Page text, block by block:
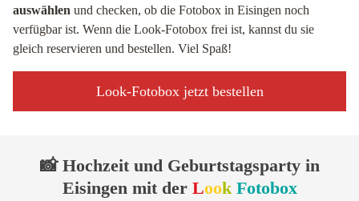
auswählen und checken, ob die Fotobox in Eisingen noch
verfügbar ist. Wenn die Look-Fotobox frei ist, kannst du sie
gleich reservieren und bestellen. Viel Spaß!
Look-Fotobox jetzt bestellen
📸 Hochzeit und Geburtstagsparty in
Eisingen mit der Look Fotobox